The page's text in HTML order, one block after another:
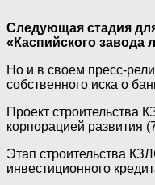
Следующая стадия
«Каспийского завода
Но и в своем пресс-
собственного иска о
Проект строительства
корпорацией развития
Этап строительства
инвестиционного